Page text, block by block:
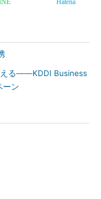
Hatena
える――KDDI Business
ーン